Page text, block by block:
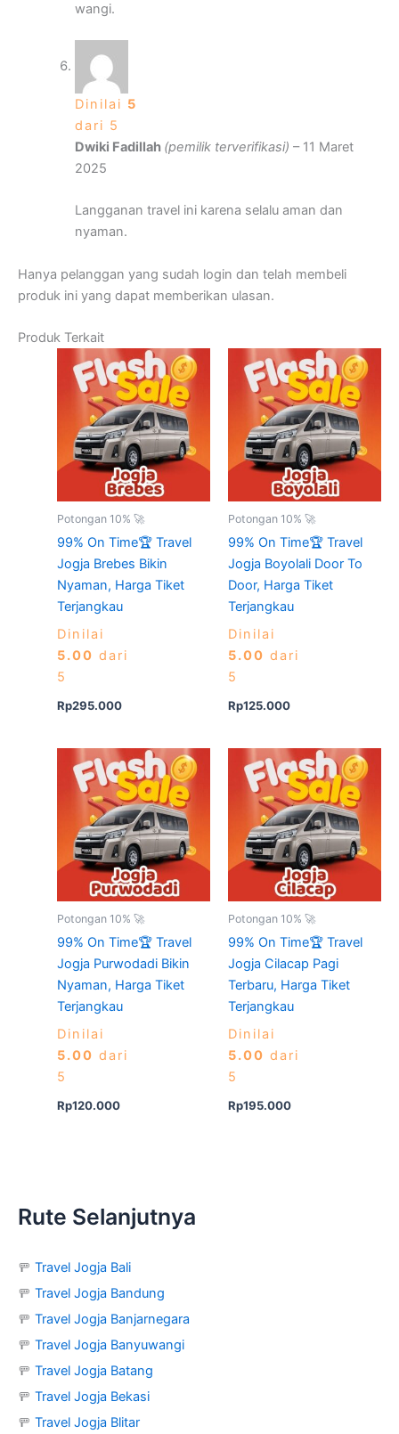
wangi.
Dinilai 5
dari 5
Dwiki Fadillah (pemilik terverifikasi) – 11 Maret
2025
Langganan travel ini karena selalu aman dan
nyaman.
Hanya pelanggan yang sudah login dan telah membeli
produk ini yang dapat memberikan ulasan.
Produk Terkait
Potongan 10% 🚀
99% On Time🏆 Travel
Jogja Brebes Bikin
Nyaman, Harga Tiket
Terjangkau
Dinilai
5.00 dari
5
Rp295.000
Potongan 10% 🚀
99% On Time🏆 Travel
Jogja Boyolali Door To
Door, Harga Tiket
Terjangkau
Dinilai
5.00 dari
5
Rp125.000
Potongan 10% 🚀
99% On Time🏆 Travel
Jogja Purwodadi Bikin
Nyaman, Harga Tiket
Terjangkau
Dinilai
5.00 dari
5
Rp120.000
Potongan 10% 🚀
99% On Time🏆 Travel
Jogja Cilacap Pagi
Terbaru, Harga Tiket
Terjangkau
Dinilai
5.00 dari
5
Rp195.000
Rute Selanjutnya
🚥 Travel Jogja Bali
🚥 Travel Jogja Bandung
🚥 Travel Jogja Banjarnegara
🚥 Travel Jogja Banyuwangi
🚥 Travel Jogja Batang
🚥 Travel Jogja Bekasi
🚥 Travel Jogja Blitar